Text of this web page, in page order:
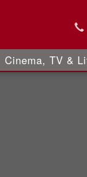
Cinema, TV &